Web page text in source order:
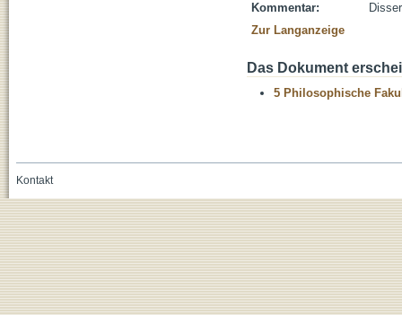
Kommentar:
Zur Langanzeige
Das Dokument
5 Philosophische
Kontakt